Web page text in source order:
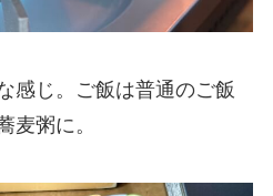
感じ。ご飯は普通のご飯
麦粥に。